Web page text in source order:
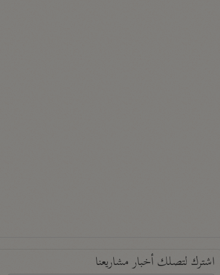
اشترك لتصلك أخبار مشاريعنا